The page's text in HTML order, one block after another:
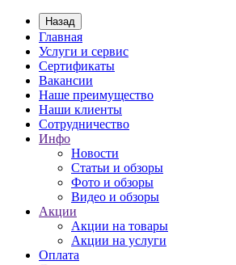
Назад
Главная
Услуги и сервис
Сертификаты
Вакансии
Наше преимущество
Наши клиенты
Сотрудничество
Инфо
Новости
Статьи и обзоры
Фото и обзоры
Видео и обзоры
Акции
Акции на товары
Акции на услуги
Оплата